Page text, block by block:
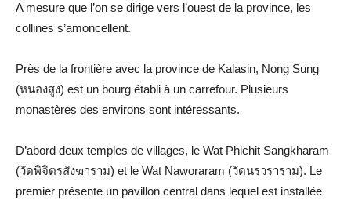
A mesure que l’on se dirige vers l’ouest de la province, les
collines s’amoncellent.
Près de la frontière avec la province de Kalasin, Nong Sung
(หนองสูง) est un bourg établi à un carrefour. Plusieurs
monastères des environs sont intéressants.
D’abord deux temples de villages, le Wat Phichit Sangkharam
(วัดพิจิตรสังฆาราม) et le Wat Naworaram (วัดนรวราราม). Le
premier présente un pavillon central dans lequel est installée